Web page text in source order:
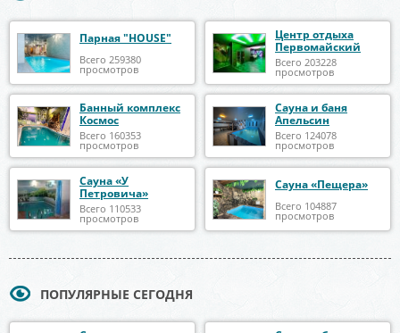
Парная "HOUSE"
Всего 259380
просмотров
Центр отдыха
Первомайский
Всего 203228
просмотров
Банный комплекс
Космос
Всего 160353
просмотров
Сауна и баня
Апельсин
Всего 124078
просмотров
Сауна «У
Петровича»
Всего 110533
просмотров
Сауна «Пещера»
Всего 104887
просмотров
ПОПУЛЯРНЫЕ СЕГОДНЯ